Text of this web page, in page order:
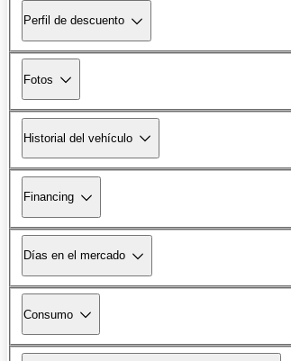
Perfil de descuento
Fotos
Historial del vehículo
Financing
Días en el mercado
Consumo